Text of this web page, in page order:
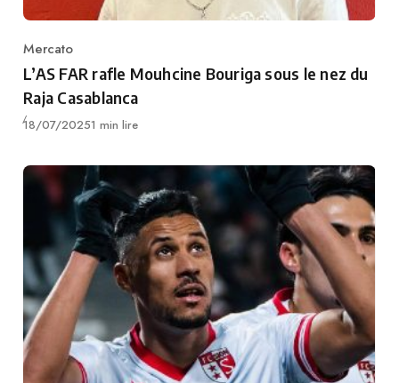
Category
Mercato
L’AS FAR rafle Mouhcine Bouriga sous le nez du
Raja Casablanca
Publié
18/07/20251 min lire